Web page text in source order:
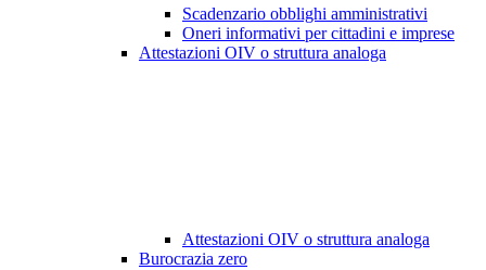
Scadenzario obblighi amministrativi
Oneri informativi per cittadini e imprese
Attestazioni OIV o struttura analoga
Attestazioni OIV o struttura analoga
Burocrazia zero